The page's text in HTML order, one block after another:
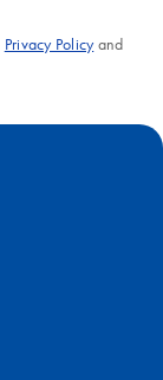
Privacy Policyand